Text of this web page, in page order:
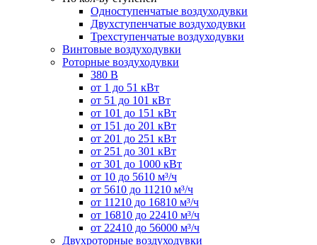
Одноступенчатые воздуходувки
Двухступенчатые воздуходувки
Трехступенчатые воздуходувки
Винтовые воздуходувки
Роторные воздуходувки
380 В
от 1 до 51 кВт
от 51 до 101 кВт
от 101 до 151 кВт
от 151 до 201 кВт
от 201 до 251 кВт
от 251 до 301 кВт
от 301 до 1000 кВт
от 10 до 5610 м³/ч
от 5610 до 11210 м³/ч
от 11210 до 16810 м³/ч
от 16810 до 22410 м³/ч
от 22410 до 56000 м³/ч
Двухроторные воздуходувки